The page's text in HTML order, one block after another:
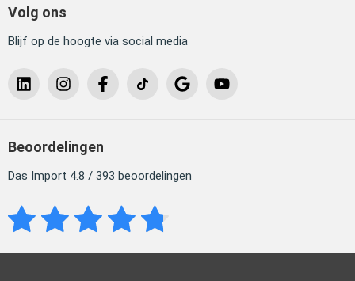
Volg ons
Blijf op de hoogte via social media
Beoordelingen
Das Import 4.8 / 393 beoordelingen